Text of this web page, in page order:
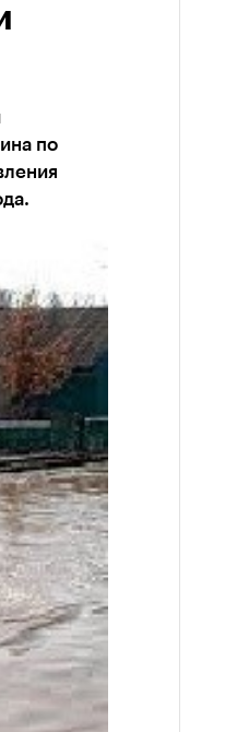
по